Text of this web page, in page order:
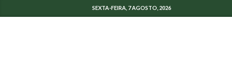
SEXTA-FEIRA, 7 AGOSTO, 2026